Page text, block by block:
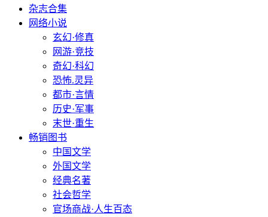
杂志合集
网络小说
玄幻·修真
网游·竞技
奇幻·科幻
恐怖.灵异
都市·言情
历史·军事
末世·重生
畅销图书
中国文学
外国文学
经典名著
社会哲学
官场商战·人生百态